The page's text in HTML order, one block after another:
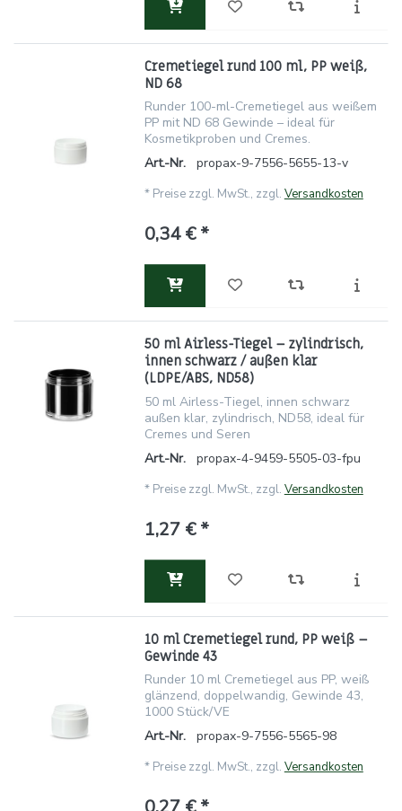
Cremetiegel rund 100 ml, PP weiß,
ND 68
Runder 100-ml-Cremetiegel aus weißem
PP mit ND 68 Gewinde – ideal für
Kosmetikproben und Cremes.
Art.-Nr.
propax-9-7556-5655-13-v
* Preise zzgl. MwSt., zzgl. Versandkosten
0,34 € *
50 ml Airless-Tiegel – zylindrisch,
innen schwarz / außen klar
(LDPE/ABS, ND58)
50 ml Airless-Tiegel, innen schwarz
außen klar, zylindrisch, ND58, ideal für
Cremes und Seren
Art.-Nr.
propax-4-9459-5505-03-fpu
* Preise zzgl. MwSt., zzgl. Versandkosten
1,27 € *
10 ml Cremetiegel rund, PP weiß –
Gewinde 43
Runder 10 ml Cremetiegel aus PP, weiß
glänzend, doppelwandig, Gewinde 43,
1000 Stück/VE
Art.-Nr.
propax-9-7556-5565-98
* Preise zzgl. MwSt., zzgl. Versandkosten